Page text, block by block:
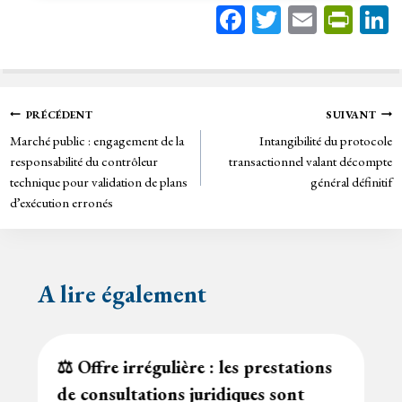
Fa
bo
T
tt
E
ail
Pr
tF
rie
n
dl
y
Navigation
de
l’article
PRÉCÉDENT
Marché public : engagement de la
responsabilité du contrôleur
technique pour validation de plans
d’exécution erronés
SUIVANT
Intangibilité du protocole
transactionnel valant décompte
général définitif
A lire également
⚖️ Offre irrégulière : les prestations
de consultations juridiques sont